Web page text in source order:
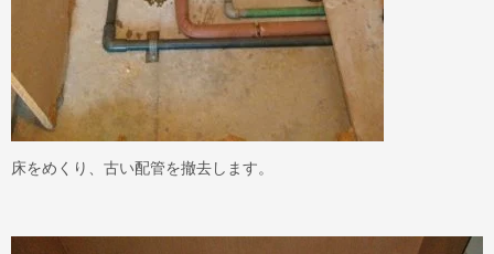
床をめくり、古い配管を撤去します。